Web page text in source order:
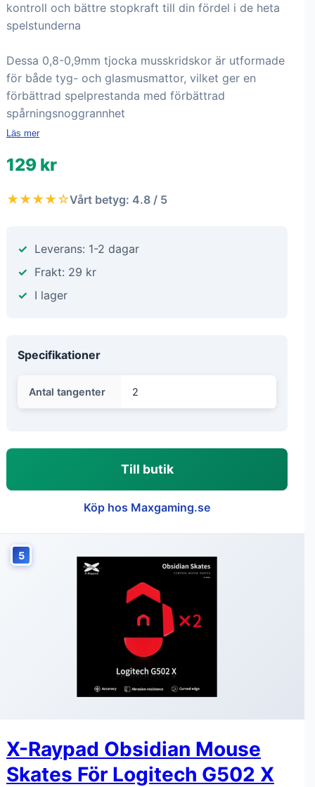
kontroll och bättre stopkraft till din fördel i de heta
spelstunderna
Dessa 0,8-0,9mm tjocka musskridskor är utformade
för både tyg- och glasmusmattor, vilket ger en
förbättrad spelprestanda med förbättrad
spårningsnoggrannhet
Läs mer
129 kr
★★★★☆Vårt betyg: 4.8 / 5
Leverans: 1-2 dagar
Frakt: 29 kr
I lager
Specifikationer
Antal tangenter 2
Till butik
Köp hos Maxgaming.se
5
X-Raypad Obsidian Mouse
Skates För Logitech G502 X